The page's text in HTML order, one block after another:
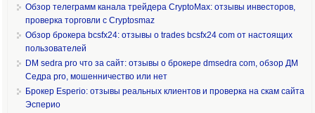
Обзор телеграмм канала трейдера CryptoMax: отзывы инвесторов,
проверка торговли с Cryptosmaz
Обзор брокера bcsfx24: отзывы о trades bcsfx24 com от настоящих
пользователей
DM sedra pro что за сайт: отзывы о брокере dmsedra com, обзор ДМ
Седра pro, мошенничество или нет
Брокер Esperio: отзывы реальных клиентов и проверка на скам сайта
Эсперио